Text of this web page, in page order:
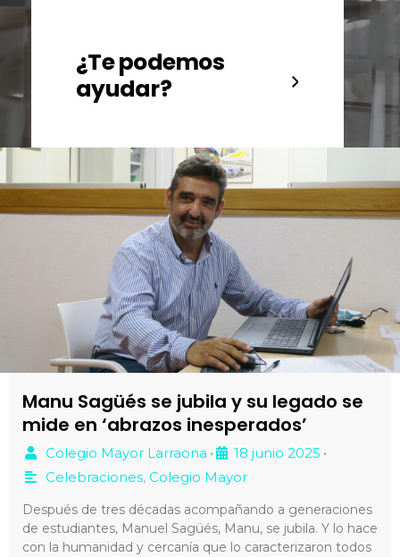
¿Te podemos
ayudar?
Manu Sagüés se jubila y su legado se
mide en ‘abrazos inesperados’
Colegio Mayor Larraona • 18 junio 2025 •
Celebraciones, Colegio Mayor
Después de tres décadas acompañando a generaciones
de estudiantes, Manuel Sagüés, Manu, se jubila. Y lo hace
con la humanidad y cercanía que lo caracterizaron todos